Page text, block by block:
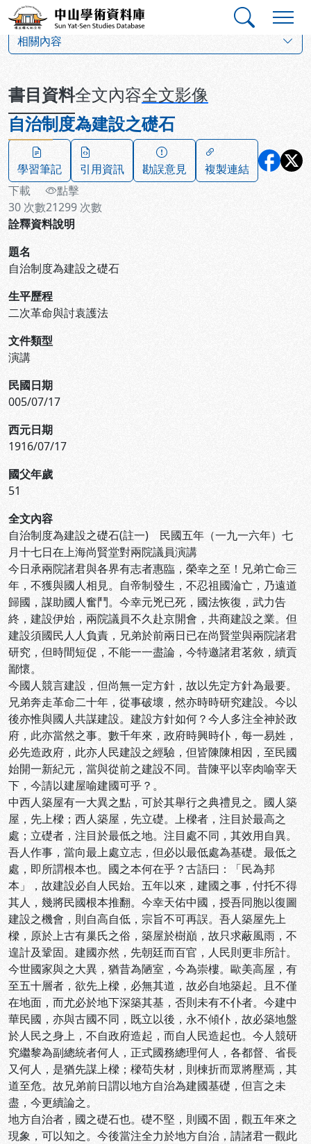
跳到主要內容
中山學術資料庫
相關內容
書目資料全文內容全文影像
自治制度為建設之礎石
學習筆記 引用資訊 勘誤意見
複製連結
下載
30 次數
點擊
21299 次數
詮釋資料說明
題名
自治制度為建設之礎石
生平歷程
二次革命與討袁護法
文件類型
演講
民國日期
005/07/17
西元日期
1916/07/17
國父年歲
51
全文內容
自治制度為建設之礎石(註一) 民國五年（一九一六年）七
月十七日在上海尚賢堂對兩院議員演講
今日承兩院諸君與各界有志者惠臨，榮幸之至！兄弟亡命三
年，不獲與國人相見。自帝制發生，不忍祖國淪亡，乃遠道
歸國，謀助國人奮鬥。今幸元兇已死，國法恢復，武力告
終，建設伊始，兩院議員不久赴京開會，共商建設之業。但
建設須國民人人負責，兄弟於前兩日已在尚賢堂與兩院諸君
研究，但時間短促，不能一一盡論，今特邀諸君茗敘，續貢
鄙懷。
今國人競言建設，但尚無一定方針，故以先定方針為最要。
兄弟奔走革命二十年，從事破壞，然亦時時研究建設。今以
後亦惟與國人共謀建設。建設方針如何？今人多注全神於政
府，此亦當然之事。數千年來，政府時興時仆，每一易姓，
必先造政府，此亦人民建設之經驗，但皆陳陳相因，至民國
始開一新紀元，當與從前之建設不同。昔陳平以宰肉喻宰天
下，今請以建屋喻建國可乎？。
中西人築屋有一大異之點，可於其舉行之典禮見之。國人築
屋，先上樑；西人築屋，先立礎。上樑者，注目於最高之
處；立礎者，注目於最低之地。注目處不同，其效用自異。
吾人作事，當向最上處立志，但必以最低處為基礎。最低之
處，即所謂根本也。國之本何在乎？古語曰：「民為邦
本」，故建設必自人民始。五年以來，建國之事，付托不得
其人，幾將民國根本推翻。今幸天佑中國，授吾同胞以復圖
建設之機會，則自高自低，宗旨不可再誤。吾人築屋先上
樑，原於上古有巢氏之俗，築屋於樹巔，故只求蔽風雨，不
遑計及鞏固。建國亦然，先朝廷而百官，人民則更非所計。
今世國家與之大異，猶昔為陋室，今為崇樓。歐美高屋，有
至五十層者，欲先上樑，必無其道，故必自地築起。且不僅
在地面，而尤必於地下深築其基，否則未有不仆者。今建中
華民國，亦與古國不同，既立以後，永不傾仆，故必築地盤
於人民之身上，不自政府造起，而自人民造起也。今人競研
究繼黎為副總統者何人，正式國務總理何人，各都督、省長
又何人，是猶先謀上樑；樑苟失材，則棟折而眾將壓焉，其
道至危。故兄弟前日謂以地方自治為建國基礎，但言之未
盡，今更續論之。
地方自治者，國之礎石也。礎不堅，則國不固，觀五年來之
現象，可以知之。今後當注全力於地方自治，請諸君一觀此